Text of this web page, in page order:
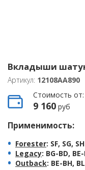
Вкладыши
Артикул: 12108AA890
Стоимость от:
9 160 руб
Применимость:
Forester: SF, SG, SH
Legacy: BG-BD,
Outback: BE-BH,